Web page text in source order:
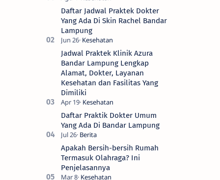
Daftar Jadwal Praktek Dokter
Yang Ada Di Skin Rachel Bandar
Lampung
Jadwal Praktek Klinik Azura
Bandar Lampung Lengkap
Alamat, Dokter, Layanan
Kesehatan dan Fasilitas Yang
Dimiliki
Daftar Praktik Dokter Umum
Yang Ada Di Bandar Lampung
Apakah Bersih-bersih Rumah
Termasuk Olahraga? Ini
Penjelasannya